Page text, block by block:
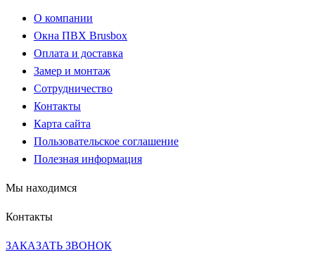
О компании
Окна ПВХ Brusbox
Оплата и доставка
Замер и монтаж
Сотрудничество
Контакты
Карта сайта
Пользовательское соглашение
Полезная информация
Мы находимся
Контакты
ЗАКАЗАТЬ ЗВОНОК